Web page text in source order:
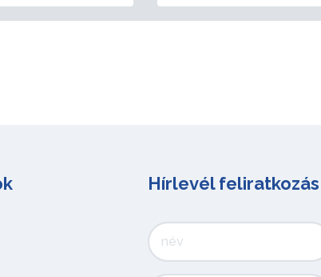
Hírlevél feliratkozás